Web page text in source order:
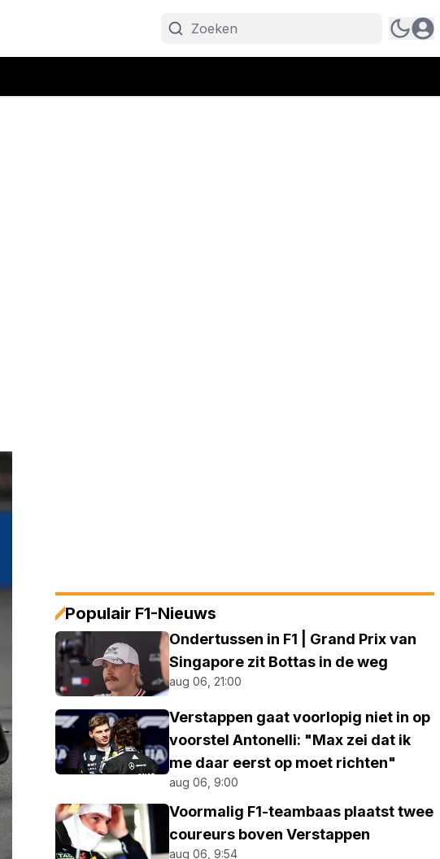
Populair F1-Nieuws
Ondertussen in F1 | Grand Prix van
Singapore zit Bottas in de weg
aug 06, 21:00
Verstappen gaat voorlopig niet in op
voorstel Antonelli: "Max zei dat ik
me daar eerst op moet richten"
aug 06, 9:00
Voormalig F1-teambaas plaatst twee
coureurs boven Verstappen
aug 06, 9:54